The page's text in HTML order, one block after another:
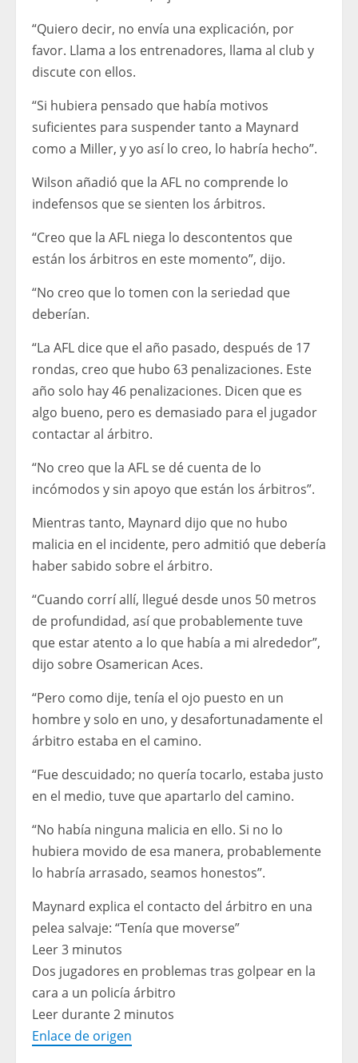
“Quiero decir, no envía una explicación, por
favor. Llama a los entrenadores, llama al club y
discute con ellos.
“Si hubiera pensado que había motivos
suficientes para suspender tanto a Maynard
como a Miller, y yo así lo creo, lo habría hecho”.
Wilson añadió que la AFL no comprende lo
indefensos que se sienten los árbitros.
“Creo que la AFL niega lo descontentos que
están los árbitros en este momento”, dijo.
“No creo que lo tomen con la seriedad que
deberían.
“La AFL dice que el año pasado, después de 17
rondas, creo que hubo 63 penalizaciones. Este
año solo hay 46 penalizaciones. Dicen que es
algo bueno, pero es demasiado para el jugador
contactar al árbitro.
“No creo que la AFL se dé cuenta de lo
incómodos y sin apoyo que están los árbitros”.
Mientras tanto, Maynard dijo que no hubo
malicia en el incidente, pero admitió que debería
haber sabido sobre el árbitro.
“Cuando corrí allí, llegué desde unos 50 metros
de profundidad, así que probablemente tuve
que estar atento a lo que había a mi alrededor”,
dijo sobre Osamerican Aces.
“Pero como dije, tenía el ojo puesto en un
hombre y solo en uno, y desafortunadamente el
árbitro estaba en el camino.
“Fue descuidado; no quería tocarlo, estaba justo
en el medio, tuve que apartarlo del camino.
“No había ninguna malicia en ello. Si no lo
hubiera movido de esa manera, probablemente
lo habría arrasado, seamos honestos”.
Maynard explica el contacto del árbitro en una
pelea salvaje: “Tenía que moverse”
Leer 3 minutos
Dos jugadores en problemas tras golpear en la
cara a un policía árbitro
Leer durante 2 minutos
Enlace de origen